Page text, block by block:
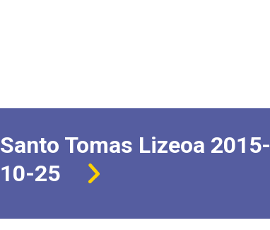
Santo Tomas Lizeoa 2015-
10-25